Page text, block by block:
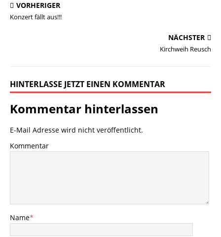
VORHERIGER
Konzert fällt aus!!!
NÄCHSTER
Kirchweih Reusch
HINTERLASSE JETZT EINEN KOMMENTAR
Kommentar hinterlassen
E-Mail Adresse wird nicht veröffentlicht.
Kommentar
Name*